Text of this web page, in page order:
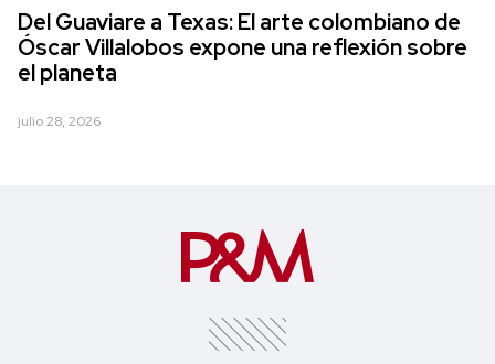
Del Guaviare a Texas: El arte colombiano de
Óscar Villalobos expone una reflexión sobre
el planeta
julio 28, 2026